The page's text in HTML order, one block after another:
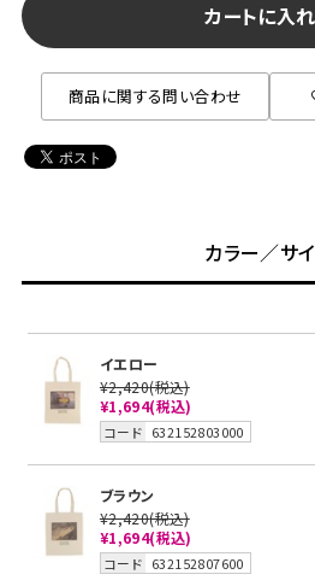
カートに入
商品に関する問い合わせ
カラー／サ
イエロー
¥2,420(税込)
¥1,694(税込)
コード 632152803000
ブラウン
¥2,420(税込)
¥1,694(税込)
コード 632152807600